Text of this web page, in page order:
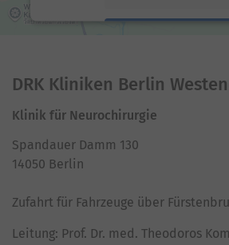
Platform
DRK Kliniken Berlin
Klinik für Neurochirurgie
Spandauer Damm 130
14050 Berlin
Zufahrt für Fahrzeuge über
Leitung: Prof. Dr. med. Theodoros